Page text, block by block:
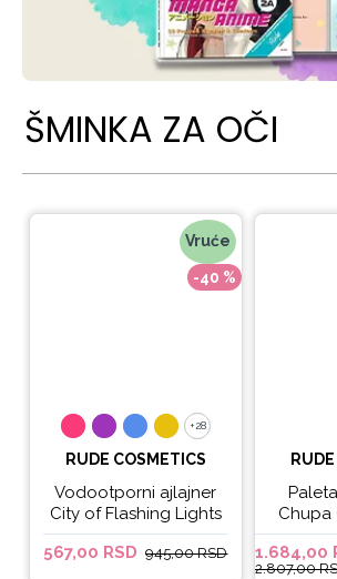
ŠMINKA ZA OČI
Vruće
-40 %
+28
+28
RUDE COSMETICS
Vodootporni ajlajner
City of Flashing Lights
Micro Retractable Liner
- It's Lit
567,00 RSD 945,00 RSD
Chupa
1.684,00
2.807,00